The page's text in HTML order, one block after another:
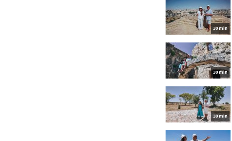
30 min
30 min
30 min